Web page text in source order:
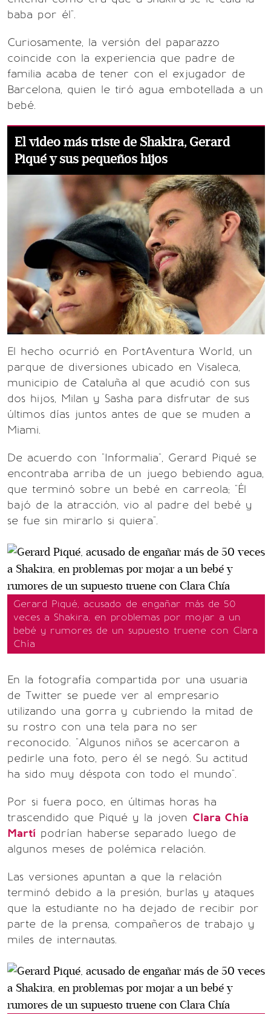
baba por él".
Curiosamente, la versión del paparazzo
coincide con la experiencia que padre de
familia acaba de tener con el exjugador de
Barcelona, quien le tiró agua embotellada a un
bebé.
El video más triste de Shakira, Gerard
Piqué y sus pequeños hijos
El hecho ocurrió en PortAventura World, un
parque de diversiones ubicado en Visaleca,
municipio de Cataluña al que acudió con sus
dos hijos, Milan y Sasha para disfrutar de sus
últimos días juntos antes de que se muden a
Miami.
De acuerdo con "Informalia", Gerard Piqué se
encontraba arriba de un juego bebiendo agua,
que terminó sobre un bebé en carreola; "Él
bajó de la atracción, vio al padre del bebé y
se fue sin mirarlo si quiera".
Gerard Piqué, acusado de engañar más de 50
veces a Shakira, en problemas por mojar a un
bebé y rumores de un supuesto truene con Clara
Chía
En la fotografía compartida por una usuaria
de Twitter se puede ver al empresario
utilizando una gorra y cubriendo la mitad de
su rostro con una tela para no ser
reconocido. "Algunos niños se acercaron a
pedirle una foto, pero él se negó. Su actitud
ha sido muy déspota con todo el mundo".
Por si fuera poco, en últimas horas ha
trascendido que Piqué y la joven Clara Chía
Martí podrían haberse separado luego de
algunos meses de polémica relación.
Las versiones apuntan a que la relación
terminó debido a la presión, burlas y ataques
que la estudiante no ha dejado de recibir por
parte de la prensa, compañeros de trabajo y
miles de internautas.